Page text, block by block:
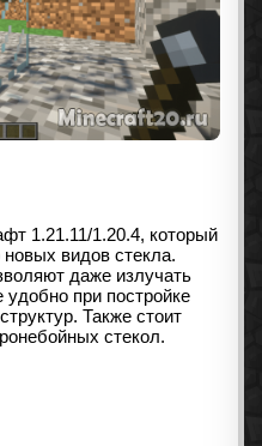
1.21.11/1.20.4, который
новых видов стекла.
даже излучать
удобно при постройке
Также стоит
стекол.